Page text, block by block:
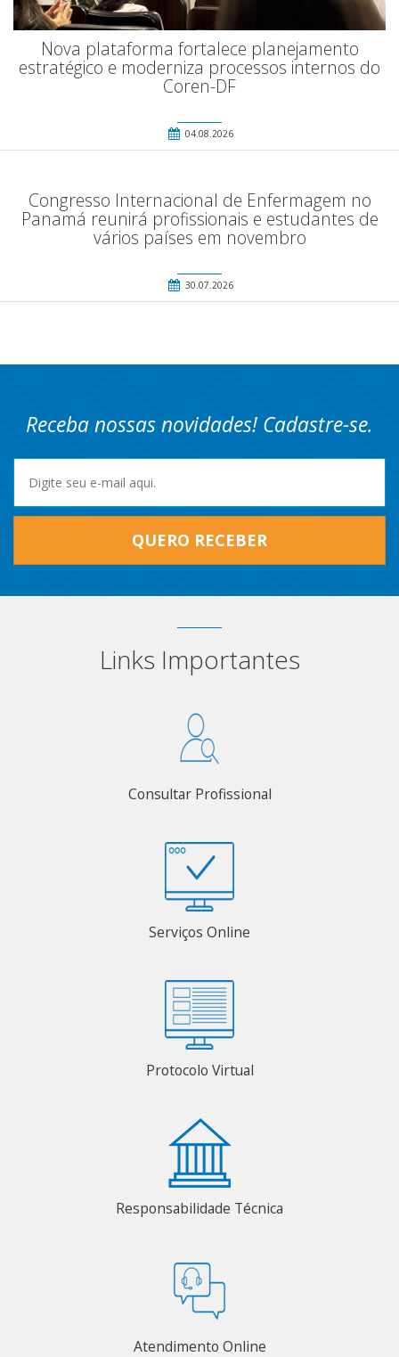
Nova plataforma fortalece planejamento
estratégico e moderniza processos internos do
Coren-DF
04.08.2026
Congresso Internacional de Enfermagem no
Panamá reunirá profissionais e estudantes de
vários países em novembro
30.07.2026
Receba nossas novidades! Cadastre-se.
QUERO RECEBER
Links Importantes
Consultar Profissional
Serviços Online
Protocolo Virtual
Responsabilidade Técnica
Atendimento Online